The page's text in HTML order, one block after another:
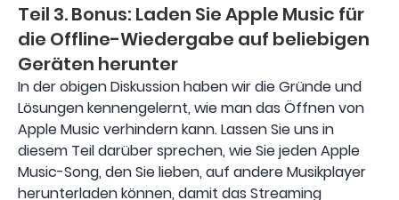
Teil 3. Bonus: Laden Sie Apple Music für
die Offline-Wiedergabe auf beliebigen
Geräten herunter
In der obigen Diskussion haben wir die Gründe und
Lösungen kennengelernt, wie man das Öffnen von
Apple Music verhindern kann. Lassen Sie uns in
diesem Teil darüber sprechen, wie Sie jeden Apple
Music-Song, den Sie lieben, auf andere Musikplayer
herunterladen können, damit das Streaming